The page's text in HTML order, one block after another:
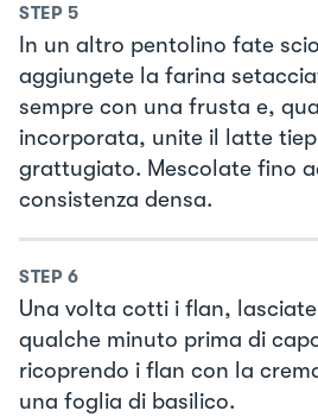
STEP 5
In un altro pentolino fate
aggiungete la farina
sempre con una frusta e,
incorporata, unite il latte
grattugiato. Mescolate fino
consistenza densa.
STEP 6
Una volta cotti i flan,
qualche minuto prima di
ricoprendo i flan con la
una foglia di basilico.